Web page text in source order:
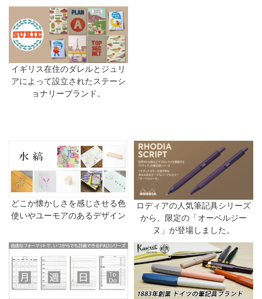
イギリス在住のダレルとジュリ
アによって設立されたステーシ
ョナリーブランド。
どこか懐かしさを感じさせる色
使いやユーモアのあるデザイン
ロディアの人気筆記具シリーズ
から、限定の「オーベルジー
ヌ」が登場しました。